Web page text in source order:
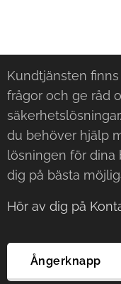
Kundtjänsten
frågor och ge råd
du behöver hjälp
lösningen för dina
dig på bästa
Hör av dig på
Ångerknapp